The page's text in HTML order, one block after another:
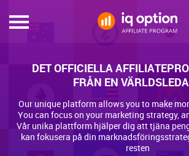
DET OFFICIELLA
FRÅN EN
Our unique platform allows you to make
You can focus on your marketing strategy,
Vår unika plattform hjälper dig att tjäna
kan fokusera på din
resten